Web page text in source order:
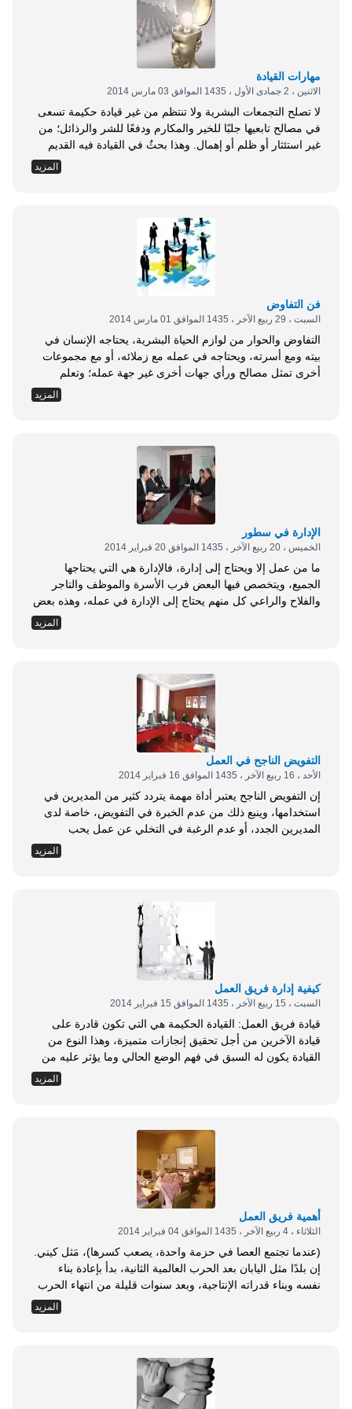
مهارات القيادة
الاثنين ، 2 جمادى الأول ، 1435 الموافق 03 مارس 2014
لا تصلح التجمعات البشرية ولا تنتظم من غير قيادة حكيمة تسعى
في مصالح تابعيها جلبًا للخير والمكارم ودفعًا للشر والرذائل؛ من
غير استئثار أو ظلم أو إهمال. وهذا بحثٌ في القيادة فيه القديم
والجديد، والمسهب والمختصر، وآمل أن يفيد قارئيه فيما يعود
عليهم بالنفع في دينهم وديارهم ودنياهم؛ ولن نعدم من ناصح أو
والتنسيق بين جميع فئات المجتمع وأنشطته, وهذه القيادة تصبغ
المجتمع بوجهتها, وتضفي عليه طابعها المميز، إن خيرًا فخير وإن
المزيد
فن التفاوض
السبت ، 29 ربيع الآخر ، 1435 الموافق 01 مارس 2014
التفاوض والحوار من لوازم الحياة البشرية، يحتاجه الإنسان في
بيته ومع أسرته، ويحتاجه في عمله مع زملائه، أو مع مجموعات
أخرى تمثل مصالح ورأي جهات أخرى غير جهة عمله؛ وتعلم
التفاوض لتحقيق أفضل النتائج أصبح علمًا يدرس في الجامعات،
وقد برع فيه الغربيون في هذا العصر، وحققوا من خلاله كثيرًا من
في فنون المفاوضات والحوار والجدل والمناظرة، وألفُوا في ذلك
الكتب، وفرَّقوا بين كل فن وآخر، مستندين إلى أصول هذه الفنون
في كتاب الله وسنة رسوله صلى الله عليه وسلم، ولكن الأجيال
المزيد
الإدارة في سطور
الخميس ، 20 ربيع الآخر ، 1435 الموافق 20 فبراير 2014
ما من عمل إلا ويحتاج إلى إدارة، فالإدارة هي التي يحتاجها
الجميع، ويتخصص فيها البعض فرب الأسرة والموظف والتاجر
والفلاح والراعي كل منهم يحتاج إلى الإدارة في عمله، وهذه بعض
الأفكار العامة في قضايا الإدارة، وبالذات إدارة العاملين في
علم الإدارة وكثرة الدراسات والأبحاث فيه استطاع الدارسون
لعلم الإدارة تمييز أنواع كثيرة من الأساليب الإدارية؛ وهذا التمييز
قائم على رصد للواقع في حياة الناس، وهذه أهم هذه الأنواع:
المزيد
التفويض الناجح في العمل
الأحد ، 16 ربيع الآخر ، 1435 الموافق 16 فبراير 2014
إن التفويض الناجح يعتبر أداة مهمة يتردد كثير من المديرين في
استخدامها، وينبع ذلك من عدم الخبرة في التفويض، خاصة لدى
المديرين الجدد، أو عدم الرغبة في التخلي عن عمل يحب
الاحتفاظ به، أو حتى لاقتناعه بالمثل القائل: إذا أردت إنجاز عمل
بسرعة وإجادته اعمله بنفسك. فوائد التفويض الناجح : وكما أوضح
تطوير الأفراد ليتحملوا مسئولية الأعمال الروتينية، التي لا تتأثر
المزيد
كيفية إدارة فريق العمل
السبت ، 15 ربيع الآخر ، 1435 الموافق 15 فبراير 2014
قيادة فريق العمل: القيادة الحكيمة هي التي تكون قادرة على
قيادة الآخرين من أجل تحقيق إنجازات متميزة، وهذا النوع من
القيادة يكون له السبق في فهم الوضع الحالي وما يؤثر عليه من
المستقبل، حيث تنظر إليه بطريقة ذكية، وتعمل على تطويعه
ظروف أفضل للنجاح. إن هذا النوع من القيادة تكون متبصرة
السيارة، ينظر في معظم الوقت إلى الأمام لكنه يلتفت بين
المزيد
أهمية فريق العمل
الثلاثاء ، 4 ربيع الآخر ، 1435 الموافق 04 فبراير 2014
(عندما تجتمع العصا في حزمة واحدة، يصعب كسرها)، مَثل كيني.
إن بلدًا مثل اليابان بعد الحرب العالمية الثانية، بدأ بإعادة بناء
نفسه وبناء قدراته الإنتاجية، وبعد سنوات قليلة من انتهاء الحرب
ابتدأ تطبيق مفاهيم إدارية جديدة، ضمن إطار نعرفه اليوم بـإدارة
متخصصة بموضوع تحسين جودة سلعة معينة، أو حل مشكلة في
نوعيتها. ومن المعروف أن المفاهيم الإدارية التي تلت الحرب
العالمية كان لها دور رئيسي في التطور المذهل للصناعة اليابانية،
المزيد